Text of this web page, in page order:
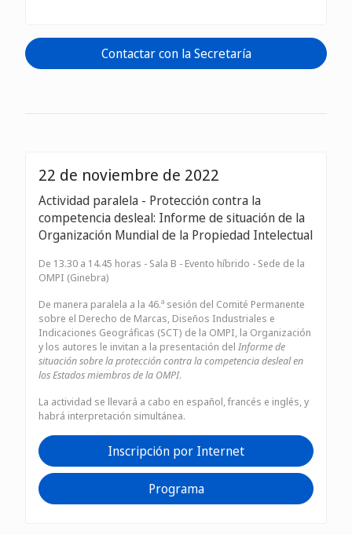
Contactar con la Secretaría
22 de noviembre de 2022
Actividad paralela - Protección contra la
competencia desleal: Informe de situación de la
Organización Mundial de la Propiedad Intelectual
De 13.30 a 14.45 horas - Sala B - Evento híbrido - Sede de la
OMPI (Ginebra)
De manera paralela a la 46.ª sesión del Comité Permanente
sobre el Derecho de Marcas, Diseños Industriales e
Indicaciones Geográficas (SCT) de la OMPI, la Organización
y los autores le invitan a la presentación del Informe de
situación sobre la protección contra la competencia desleal en
los Estados miembros de la OMPI.
La actividad se llevará a cabo en español, francés e inglés, y
habrá interpretación simultánea.
Inscripción por Internet
Programa